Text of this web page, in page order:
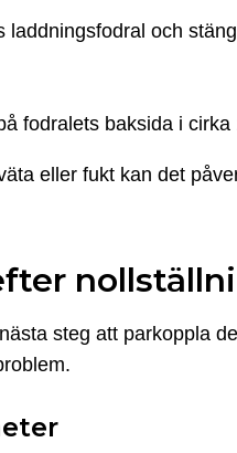
laddningsfodral och
fodralets baksida i
eller fukt kan det
steg att parkoppla